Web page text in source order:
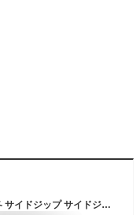
メンズ ブーツ メンズブーツ ブーツメンズ 冬 サイドジップ サイドジッパー スエード スウェード ショートブーツ 靴 冬靴 シューズ シューズメンズ ショート カジュアル カジュアルシューズ 50代 ファッション メンズファッション 40代 メンズ靴 かっこいい スエードブーツ